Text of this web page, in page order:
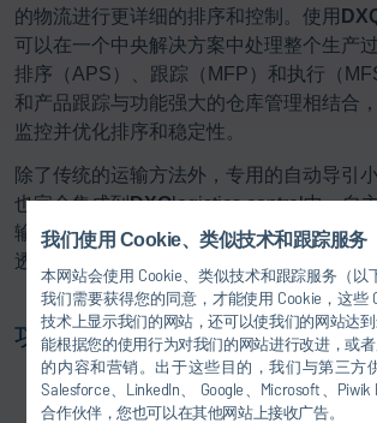
我们使用 Cookie、类似技术和跟踪服务
本网站会使用 Cookie、类似技术和跟踪服务（以下
我们需要获得您的同意，才能使用 Cookie，这些
技术上显示我们的网站，还可以使我们的网站达
能根据您的使用行为对我们的网站进行改进，或
的内容和营销。出于这些目的，我们与第三方
Salesforce、LinkedIn、 Google、Microsoft、
合作伙伴，您也可以在其他网站上接收广告。
的物流进行更详细的排序和控制。使用
可以在一个中央解决方案中处理整个生产
排序（APS）、跟踪（MFP）和执行（
和产品跟踪与功能强大的仓库管理相结合
监控并优化排序和稳定性。
除了传统的运输方法外，专用的自动导引
也完全集成到DXQlogistics.control中。自
输订单的管理为Dürr的当前客户提供了未来
透明性。
功能:
对零件、车身和滑橇进行工厂范围跟
材料流控制